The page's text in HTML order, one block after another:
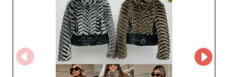
Każdy model oferowany przez Cest_Monique jest
starannie dobierany ze względu na jakość tkanin, modny
krój oraz potencjał, by podnieść poziom kolekcji
najbardziej wymagających butików. Wybierając
Cest_Monique, sprzedawcy detaliczni mogą wzbogacić
swoją ofertę o produkty, które przyciągają uwagę i
zachwycają odważnym, a zarazem wysmakowanym
stylem. Reputacja niezawodności i innowacyjności
Cest_Monique sprawia, że to strategiczny wybór do
rozwoju i umocnienia Twojego biznesu detalicznego. Z